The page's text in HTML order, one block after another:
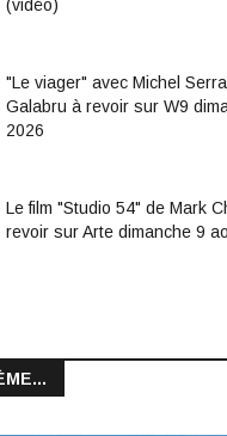
(vidéo)
"Le viager" avec Michel
Galabru à revoir sur W9
2026
Le film "Studio 54" de Mark
revoir sur Arte dimanche 9